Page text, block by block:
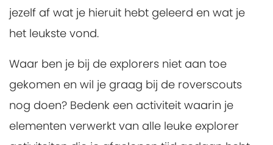
jezelf af wat je hieruit hebt geleerd en wat je
het leukste vond.
Waar ben je bij de explorers niet aan toe
gekomen en wil je graag bij de roverscouts
nog doen? Bedenk een activiteit waarin je
elementen verwerkt van alle leuke explorer